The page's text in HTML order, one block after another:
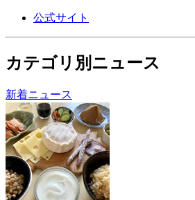
公式サイト
カテゴリ別ニュース
新着ニュース